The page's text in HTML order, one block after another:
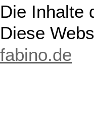
Die Inhalte
Diese
fabino.de